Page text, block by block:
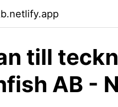
till
AB -